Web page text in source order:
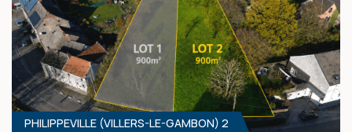
PHILIPPEVILLE (VILLERS-LE-GAMBON) 2